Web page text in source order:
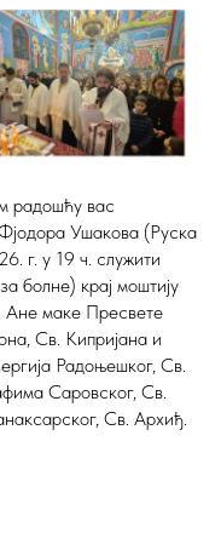
радошћу вас
Ушакова (Руска
г. у 19 ч. служити
болне) крај моштију
Ане маке Пресвете
Св. Кипријана и
Радоњешког, Св.
Саровског, Св.
Св. Архиђ.